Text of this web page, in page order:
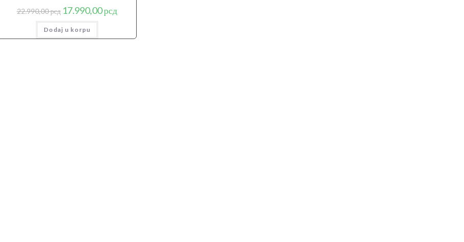
22.990,00рсд Originalna
cena
je
bila:
22.990,00 рсд.
17.990,00рсдTrenutna
cena
Dodaj u korpu